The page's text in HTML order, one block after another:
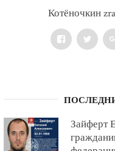
Котёночкин
Facebook
Зайферт